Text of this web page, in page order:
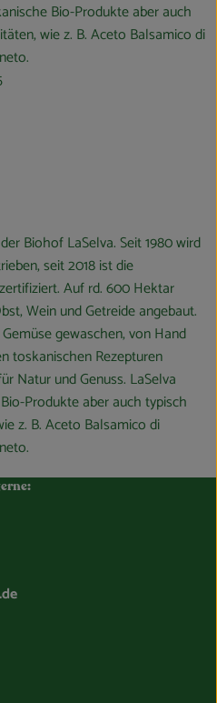
Bio-Produkte aber auch
wie z. B. Aceto Balsamico di
Biohof LaSelva. Seit 1980 wird
seit 2018 ist die
Auf rd. 600 Hektar
Wein und Getreide angebaut.
gewaschen, von Hand
toskanischen Rezepturen
Natur und Genuss. LaSelva
Produkte aber auch typisch
z. B. Aceto Balsamico di
www.facebook.com/
https://www.tiktok.com/
Link zu https://whatsapp.com/